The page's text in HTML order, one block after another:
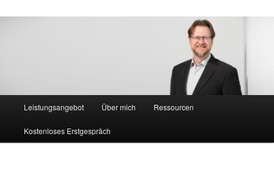
Leistungsangebot Über mich Ressourcen
Kostenloses Erstgespräch